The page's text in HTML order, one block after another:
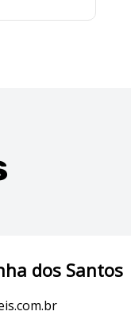
dos Santos